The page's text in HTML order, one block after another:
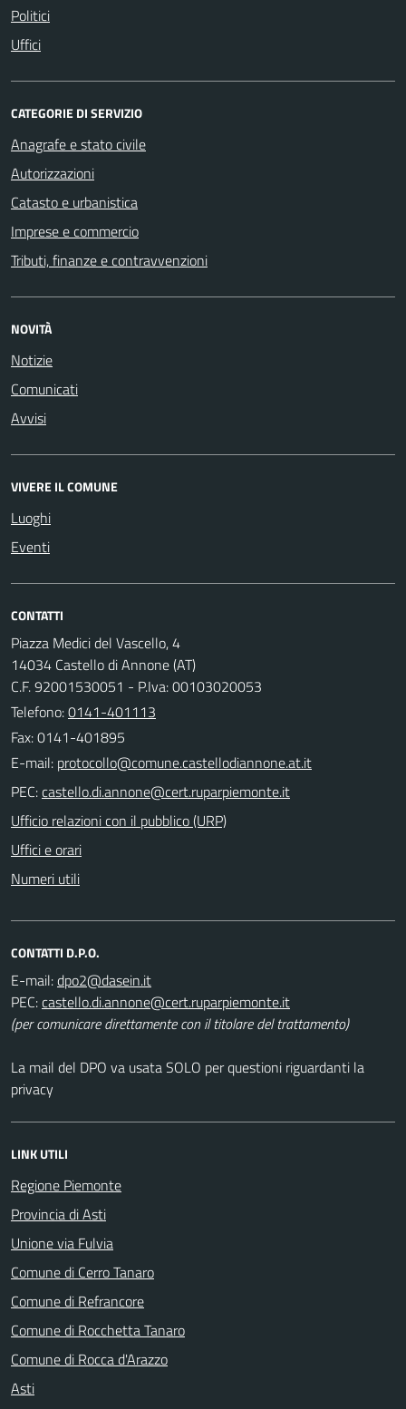
Politici
Uffici
CATEGORIE DI SERVIZIO
Anagrafe e stato civile
Autorizzazioni
Catasto e urbanistica
Imprese e commercio
Tributi, finanze e contravvenzioni
NOVITÀ
Notizie
Comunicati
Avvisi
VIVERE IL COMUNE
Luoghi
Eventi
CONTATTI
Piazza Medici del Vascello, 4
14034 Castello di Annone (AT)
C.F. 92001530051 - P.Iva: 00103020053
Telefono:0141-401113
Fax: 0141-401895
E-mail:
PEC:
Ufficio relazioni con il pubblico (URP)
Uffici e orari
Numeri utili
CONTATTI D.P.O.
E-mail:
PEC:
(per comunicare direttamente con il titolare del trattamento)
La mail del DPO va usata SOLO per questioni riguardanti la
privacy
LINK UTILI
Regione Piemonte
Provincia di Asti
Unione via Fulvia
Comune di Cerro Tanaro
Comune di Refrancore
Comune di Rocchetta Tanaro
Comune di Rocca d'Arazzo
Asti